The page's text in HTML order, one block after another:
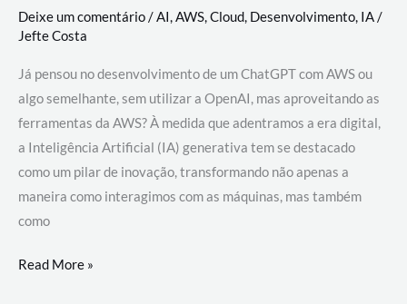
Deixe um comentário/AI,AWS,Cloud, Desenvolvimento, IA/
Jefte Costa
Já pensou no desenvolvimento de um ChatGPT com AWS ou
algo semelhante, sem utilizar a OpenAI, mas aproveitando as
ferramentas da AWS? À medida que adentramos a era digital,
a Inteligência Artificial (IA) generativa tem se destacado
como um pilar de inovação, transformando não apenas a
maneira como interagimos com as máquinas, mas também
como
Desenvolvimento
Read More »